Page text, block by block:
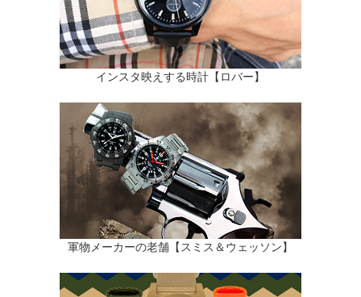
インスタ映えする時計【ロバー】
軍物メーカーの老舗【スミス＆ウェッソン】